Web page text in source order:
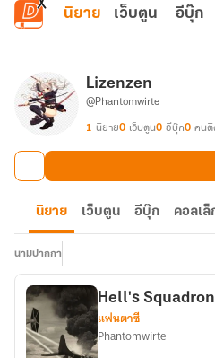
ข้ามไปยังเนื้อหาหลัก
นิยาย เว็บตูน อีบุ๊ก
Lizenzen
@Phantomwirte
1 นิยาย0 เว็บตูน0 อีบุ๊ก0 คนติ
นิยาย เว็บตูน อีบุ๊ก คอลเล็
นามปากกา
Hell's
แฟนตาซี
Phantomwirte